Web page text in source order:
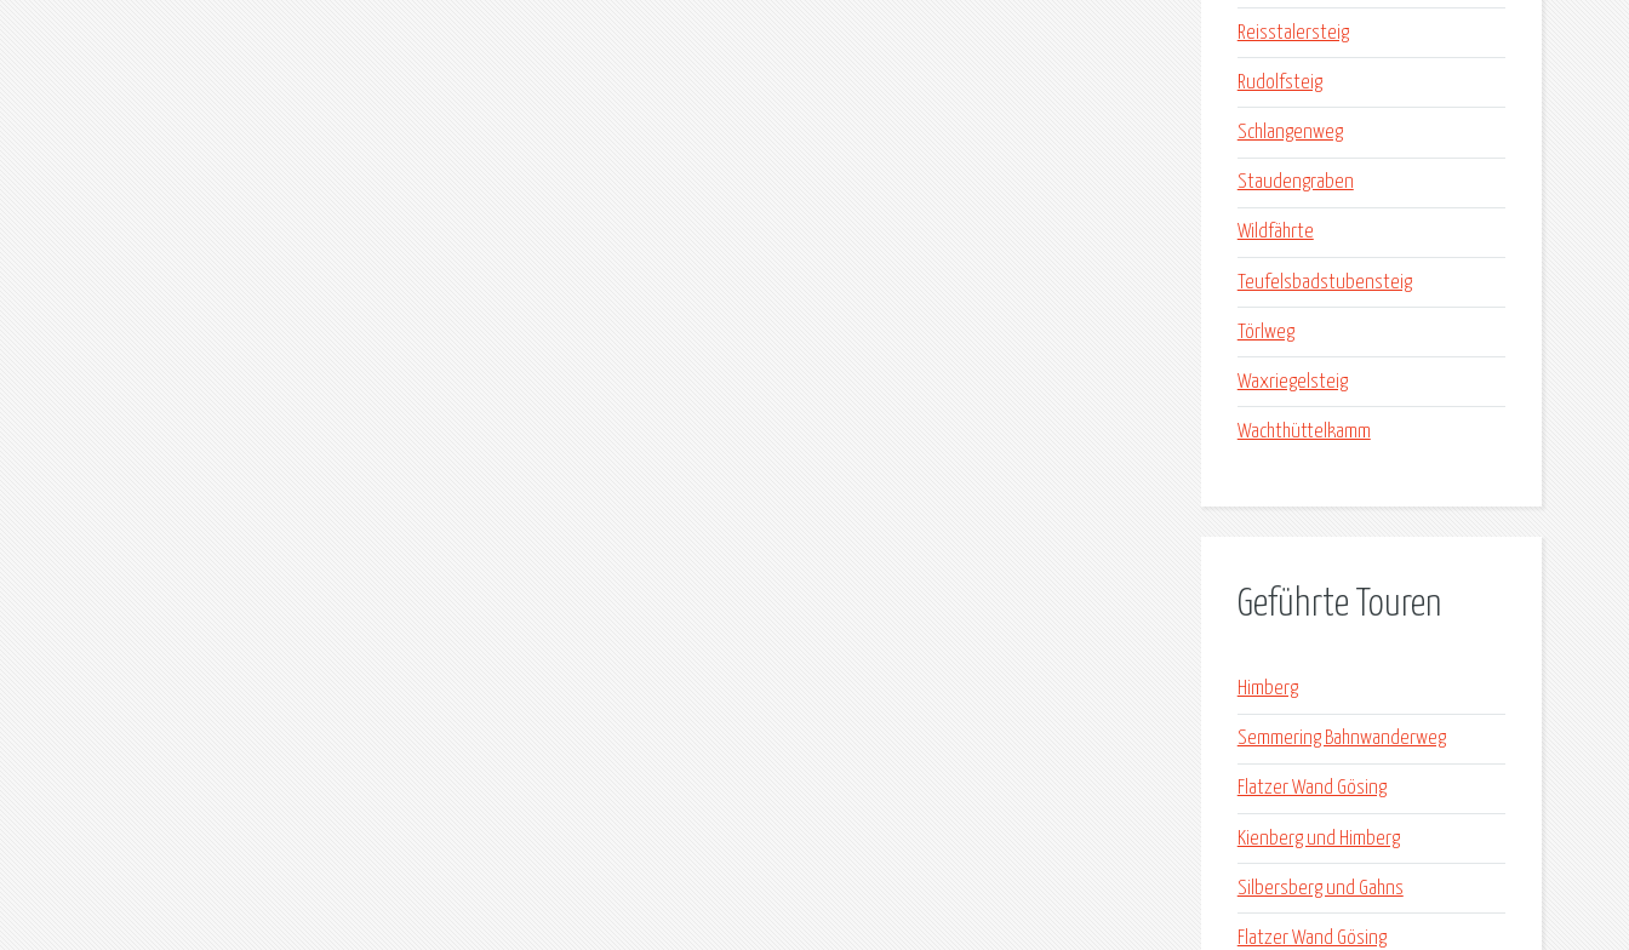
Reisstalersteig
Rudolfsteig
Schlangenweg
Staudengraben
Wildfährte
Teufelsbadstubensteig
Törlweg
Waxriegelsteig
Wachthüttelkamm
Geführte Touren
Himberg
Semmering Bahnwanderweg
Flatzer Wand Gösing
Kienberg und Himberg
Silbersberg und Gahns
Flatzer Wand Gösing